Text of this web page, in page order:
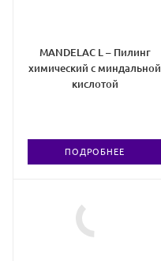
MANDELAC L – Пилинг
химический с миндальной
кислотой
ПОДРОБНЕЕ